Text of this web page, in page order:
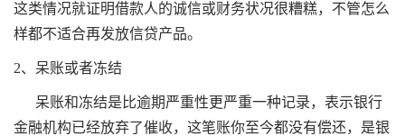
这类情况就证明借款人的诚信或财务状况很糟糕，不管怎么
样都不适合再发放信贷产品。
2、呆账或者冻结
呆账和冻结是比逾期严重性更严重一种记录，表示银行
金融机构已经放弃了催收，这笔账你至今都没有偿还，是银